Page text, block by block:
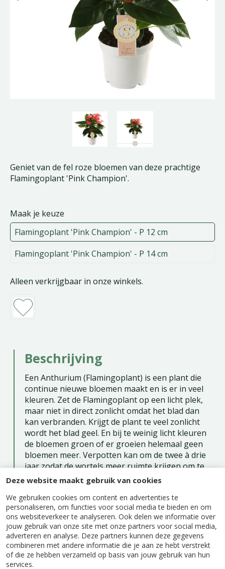
Deze website maakt gebruik van cookies
We gebruiken cookies om content en advertenties te
personaliseren, om functies voor social media te bieden en om
ons websiteverkeer te analyseren. Ook delen we informatie over
jouw gebruik van onze site met onze partners voor social media,
adverteren en analyse. Deze partners kunnen deze gegevens
combineren met andere informatie die je aan ze hebt verstrekt
of die ze hebben verzameld op basis van jouw gebruik van hun
services.
Geniet van de fel roze bloemen van deze prachtige
Flamingoplant 'Pink Champion'.
Maak je keuze
Flamingoplant 'Pink Champion' - P 12 cm
Flamingoplant 'Pink Champion' - P 14 cm
Alleen verkrijgbaar in onze winkels.
Beschrijving
Een Anthurium (Flamingoplant) is een plant die
continue nieuwe bloemen maakt en is er in veel
kleuren. Zet de Flamingoplant op een licht plek,
maar niet in direct zonlicht omdat het blad dan
kan verbranden. Krijgt de plant te veel zonlicht
wordt het blad geel. En bij te weinig licht kleuren
de bloemen groen of er groeien helemaal geen
bloemen meer. Verpotten kan om de twee à drie
jaar zodat de wortels meer ruimte krijgen om te
groeien en in verse potgrond zit weer voeding.
Verpotten kan het beste in het voorjaar, zodat
eventuele beschadigde wortels sneller herstellen.
En in de wintermaanden hoeft de Anthurium
geen voeding te krijgen. Voeding geef je alleen in
de lente- en zomermaanden en geef dan gewone
kamerplantenvoeding voor bloeiende planten.
Water geven